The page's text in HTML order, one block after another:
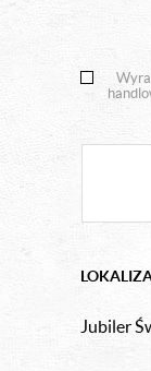
Jubiler